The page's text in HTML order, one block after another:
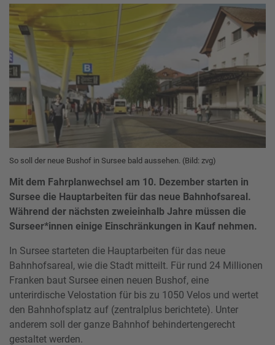
So soll der neue Bushof in Sursee bald aussehen. (Bild: zvg)
Mit dem Fahrplanwechsel am 10. Dezember starten in
Sursee die Hauptarbeiten für das neue Bahnhofsareal.
Während der nächsten zweieinhalb Jahre müssen die
Surseer*innen einige Einschränkungen in Kauf nehmen.
In Sursee starteten die Hauptarbeiten für das neue
Bahnhofsareal, wie die Stadt mitteilt. Für rund 24 Millionen
Franken baut Sursee einen neuen Bushof, eine
unterirdische Velostation für bis zu 1050 Velos und wertet
den Bahnhofsplatz auf (zentralplus berichtete). Unter
anderem soll der ganze Bahnhof behindertengerecht
gestaltet werden.